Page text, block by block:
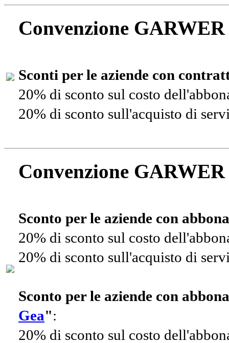
Convenzione
Sconti per le aziende con
20% di sconto sul costo
20% di sconto sull'acquisto di
Convenzione
Sconto per le aziende con
20% di sconto sul costo
20% di sconto sull'acquisto di
Sconto per le aziende con
Gea":
20% di sconto sul costo